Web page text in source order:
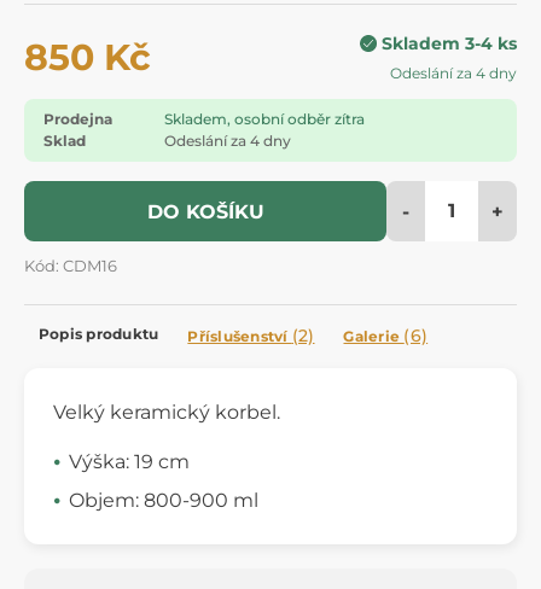
850 Kč Skladem 3-4 ks
Odeslání za 4 dny
Prodejna
Skladem, osobní odběr zítra
Sklad
Odeslání za 4 dny
DO KOŠÍKU - +
Kód: CDM16
Popis produktu Příslušenství (2) Galerie (6)
Velký keramický korbel.
Výška: 19 cm
Objem: 800-900 ml